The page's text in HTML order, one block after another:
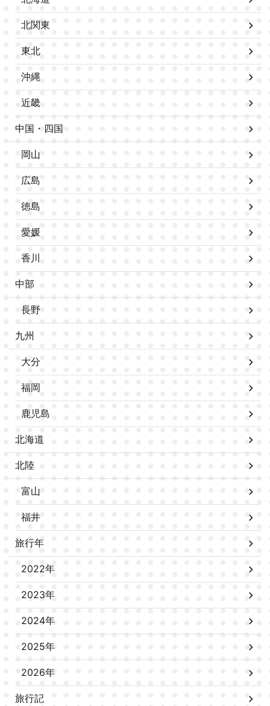
北関東
東北
沖縄
近畿
中国・四国
岡山
広島
徳島
愛媛
香川
中部
長野
九州
大分
福岡
鹿児島
北海道
北陸
富山
福井
旅行年
2022年
2023年
2024年
2025年
2026年
旅行記